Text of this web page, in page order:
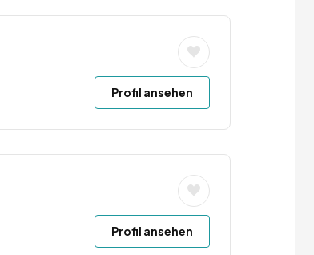
Profil ansehen
Profil ansehen